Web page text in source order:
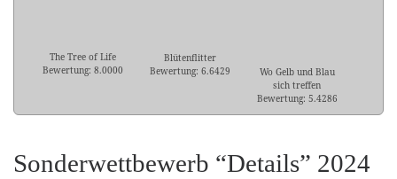
The Tree of Life
Bewertung: 8.0000
Blütenflitter
Bewertung: 6.6429
Wo Gelb und Blau
sich treffen
Bewertung: 5.4286
Sonderwettbewerb “Details” 2024